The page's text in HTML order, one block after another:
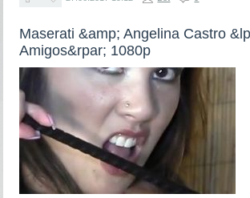
Maserati &amp; Angelina Castro
Amigos&rpar; 1080p